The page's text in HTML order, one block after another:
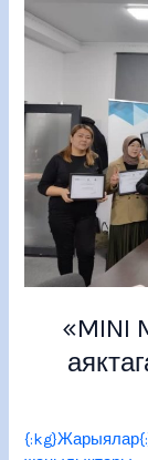
«MINI
курсун
ийгиликтүү
эл
аралык
сертификаттар